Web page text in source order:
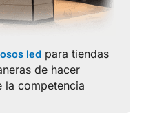
ledpara tiendas
de hacer
la competencia